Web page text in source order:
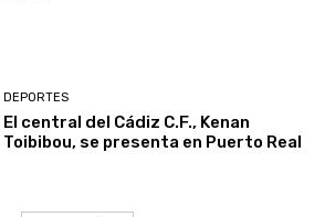
DEPORTES
El central del Cádiz C.F., Kenan
Toibibou, se presenta en Puerto Real